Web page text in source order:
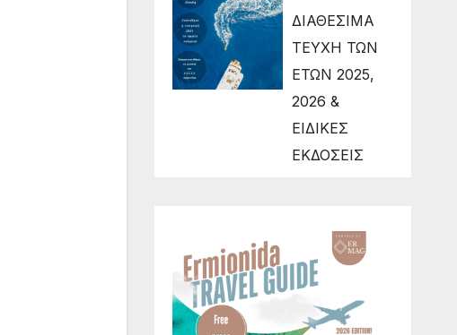
ΔΙΑΘΕΣΙΜΑ
ΤΕΥΧΗ ΤΩΝ
ΕΤΩΝ 2025,
2026 &
ΕΙΔΙΚΕΣ
ΕΚΔΟΣΕΙΣ